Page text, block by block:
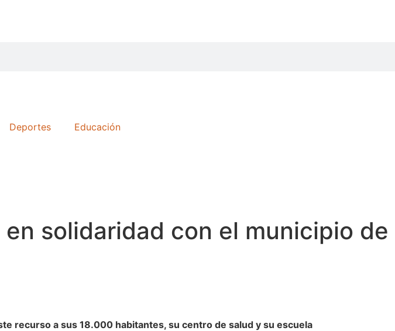
Deportes Educación
solidaridad con el municipio de
recurso a sus 18.000 habitantes, su centro de salud y su escuela